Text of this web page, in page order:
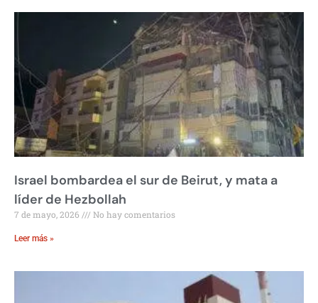
Israel bombardea el sur de Beirut, y mata a
líder de Hezbollah
7 de mayo, 2026 No hay comentarios
Leer más »